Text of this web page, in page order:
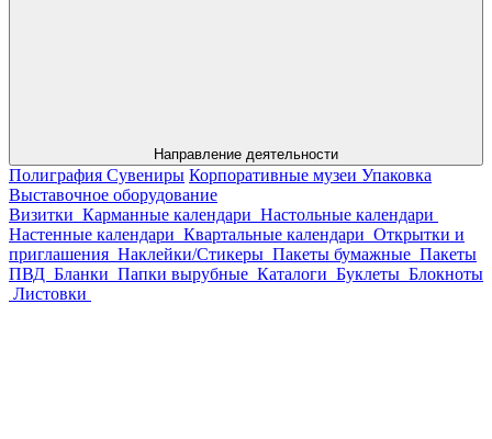
Направление деятельности
Полиграфия Сувениры Корпоративные музеи Упаковка
Выставочное оборудование
Визитки Карманные календари Настольные календари
Настенные календари Квартальные календари Открытки и
приглашения Наклейки/Стикеры Пакеты бумажные Пакеты
ПВД Бланки Папки вырубные Каталоги Буклеты Блокноты
Листовки